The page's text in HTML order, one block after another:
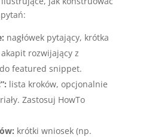
nagłówek pytający, krótka
rozwijający z
featured snippet.
lista kroków, opcjonalnie
Zastosuj HowTo
krótki wniosek (np.